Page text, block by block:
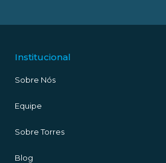
Institucional
Sobre Nós
Equipe
Sobre Torres
Blog